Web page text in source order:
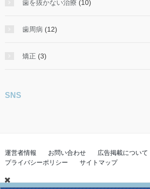
歯を抜かない治療 (10)
歯周病 (12)
矯正 (3)
SNS
運営者情報 お問い合わせ
広告掲載について
プライバシーポリシー
サイトマップ